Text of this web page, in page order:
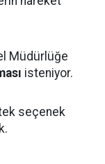
Müdürlüğe
isteniyor.
seçenek